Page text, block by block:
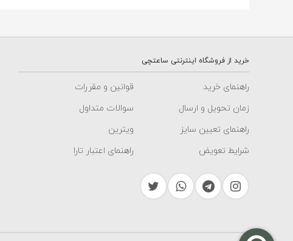
خرید از فروشگاه اینترنتی ساعتچی
راهنمای خرید
قوانین و مقررات
زمان تحویل و ارسال
سوالات متداول
راهنمای تعیین سایز
ویترین
شرایط تعویض
راهنمای اعتبار تارا